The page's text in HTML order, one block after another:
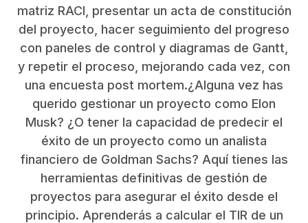
matriz RACI, presentar un acta de constitución
del proyecto, hacer seguimiento del progreso
con paneles de control y diagramas de Gantt,
y repetir el proceso, mejorando cada vez, con
una encuesta post mortem.¿Alguna vez has
querido gestionar un proyecto como Elon
Musk? ¿O tener la capacidad de predecir el
éxito de un proyecto como un analista
financiero de Goldman Sachs? Aquí tienes las
herramientas definitivas de gestión de
proyectos para asegurar el éxito desde el
principio. Aprenderás a calcular el TIR de un